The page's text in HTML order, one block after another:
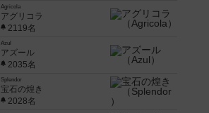
Agricola
アグリコラ
2119名
Azul
アズール
2035名
Splendor
宝石の煌き
2028名